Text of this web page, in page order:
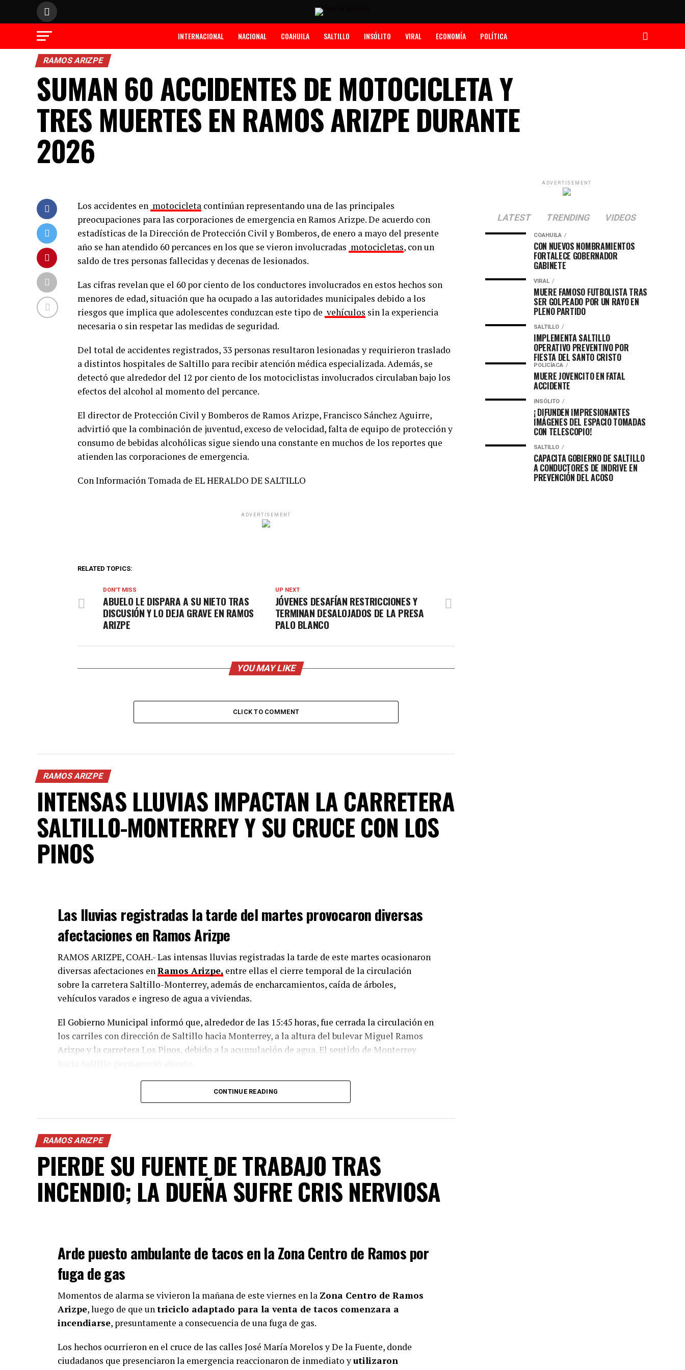
INTERNACIONAL NACIONAL COAHUILA SALTILLO INSÓLITO VIRAL ECONOMÍA POLÍTICA
RAMOS ARIZPE
SUMAN 60 ACCIDENTES DE MOTOCICLETA Y
TRES MUERTES EN RAMOS ARIZPE DURANTE
2026
Los accidentes en motocicleta continúan representando una de las principales
preocupaciones para las corporaciones de emergencia en Ramos Arizpe. De acuerdo con
estadísticas de la Dirección de Protección Civil y Bomberos, de enero a mayo del presente
año se han atendido 60 percances en los que se vieron involucradas motocicletas, con un
saldo de tres personas fallecidas y decenas de lesionados.
Las cifras revelan que el 60 por ciento de los conductores involucrados en estos hechos son
menores de edad, situación que ha ocupado a las autoridades municipales debido a los
riesgos que implica que adolescentes conduzcan este tipo de vehículos sin la experiencia
necesaria o sin respetar las medidas de seguridad.
Del total de accidentes registrados, 33 personas resultaron lesionadas y requirieron traslado
a distintos hospitales de Saltillo para recibir atención médica especializada. Además, se
detectó que alrededor del 12 por ciento de los motociclistas involucrados circulaban bajo los
efectos del alcohol al momento del percance.
El director de Protección Civil y Bomberos de Ramos Arizpe, Francisco Sánchez Aguirre,
advirtió que la combinación de juventud, exceso de velocidad, falta de equipo de protección y
consumo de bebidas alcohólicas sigue siendo una constante en muchos de los reportes que
atienden las corporaciones de emergencia.
Con Información Tomada de EL HERALDO DE SALTILLO
ADVERTISEMENT
RELATED TOPICS:
UP NEXT
JÓVENES DESAFÍAN RESTRICCIONES Y
TERMINAN DESALOJADOS DE LA PRESA
PALO BLANCO
DON'T MISS
ABUELO LE DISPARA A SU NIETO TRAS
DISCUSIÓN Y LO DEJA GRAVE EN RAMOS
ARIZPE
YOU MAY LIKE
CLICK TO COMMENT
RAMOS ARIZPE
INTENSAS LLUVIAS IMPACTAN LA CARRETERA
SALTILLO-MONTERREY Y SU CRUCE CON LOS
PINOS
Las lluvias registradas la tarde del martes provocaron diversas
afectaciones en Ramos Arizpe
RAMOS ARIZPE, COAH.- Las intensas lluvias registradas la tarde de este martes ocasionaron
diversas afectaciones enRamos Arizpe, entre ellas el cierre temporal de la circulación
sobre la carretera Saltillo-Monterrey, además de encharcamientos, caída de árboles,
vehículos varados e ingreso de agua a viviendas.
El Gobierno Municipal informó que, alrededor de las 15:45 horas, fue cerrada la circulación en
los carriles con dirección de Saltillo hacia Monterrey, a la altura del bulevar Miguel Ramos
Arizpe y la carretera Los Pinos, debido a la acumulación de agua. El sentido de Monterrey
Más tarde, a las 18:25 horas, las autoridades dieron a conocer que el cruce entre el bulevar
Los Pinos y la carretera Saltillo-Monterrey fue reabierto casi en su totalidad, una vez que
Al corte de las 18:00 horas, el Gobierno Municipal, a través de las direcciones de Seguridad
Gutiérrez Merino, todas las dependencias involucradas permanecieron en alerta para atender
los reportes ciudadanos y dar seguimiento a las afectaciones derivadas de la lluvia.
Con Información Tomada de VANGUARDIA
CONTINUE READING
RAMOS ARIZPE
PIERDE SU FUENTE DE TRABAJO TRAS
INCENDIO; LA DUEÑA SUFRE CRIS NERVIOSA
Arde puesto ambulante de tacos en la Zona Centro de Ramos por
fuga de gas
Momentos de alarma se vivieron la mañana de este viernes en la Zona Centro de Ramos
Arizpe, luego de que untriciclo adaptado para la venta de tacos comenzara a
incendiarse, presuntamente a consecuencia de una fuga de gas.
Los hechos ocurrieron en el cruce de las calles José María Morelos y De la Fuente, donde
ciudadanos que presenciaron la emergencia reaccionaron de inmediato yutilizaron
ADVERTISEMENT
LATEST TRENDING VIDEOS
COAHUILA
CON NUEVOS NOMBRAMIENTOS
FORTALECE GOBERNADOR
GABINETE
VIRAL
MUERE FAMOSO FUTBOLISTA TRAS
SER GOLPEADO POR UN RAYO EN
PLENO PARTIDO
SALTILLO
IMPLEMENTA SALTILLO
OPERATIVO PREVENTIVO POR
FIESTA DEL SANTO CRISTO
POLICÍACA
MUERE JOVENCITO EN FATAL
ACCIDENTE
INSÓLITO
¡ DIFUNDEN IMPRESIONANTES
IMÁGENES DEL ESPACIO TOMADAS
CON TELESCOPIO!
SALTILLO
CAPACITA GOBIERNO DE SALTILLO
A CONDUCTORES DE INDRIVE EN
PREVENCIÓN DEL ACOSO